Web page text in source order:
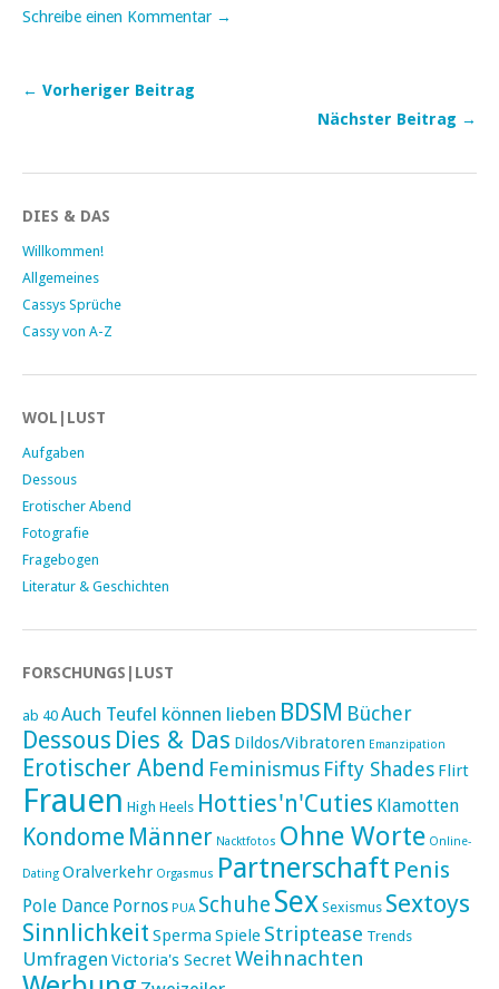
Schreibe einen Kommentar →
← Vorheriger Beitrag
Nächster Beitrag →
DIES & DAS
Willkommen!
Allgemeines
Cassys Sprüche
Cassy von A-Z
WOL|LUST
Aufgaben
Dessous
Erotischer Abend
Fotografie
Fragebogen
Literatur & Geschichten
FORSCHUNGS|LUST
ab 40 Auch Teufel können lieben BDSM Bücher
Dessous Dies & Das Dildos/Vibratoren Emanzipation
Erotischer Abend Feminismus Fifty Shades Flirt
Frauen High Heels Hotties'n'Cuties Klamotten
Kondome Männer Nacktfotos Ohne Worte Online-
Dating Oralverkehr Orgasmus Partnerschaft Penis
Pole Dance Pornos PUA Schuhe Sex Sexismus Sextoys
Sinnlichkeit Sperma Spiele Striptease Trends
Umfragen Victoria's SecretWeihnachten